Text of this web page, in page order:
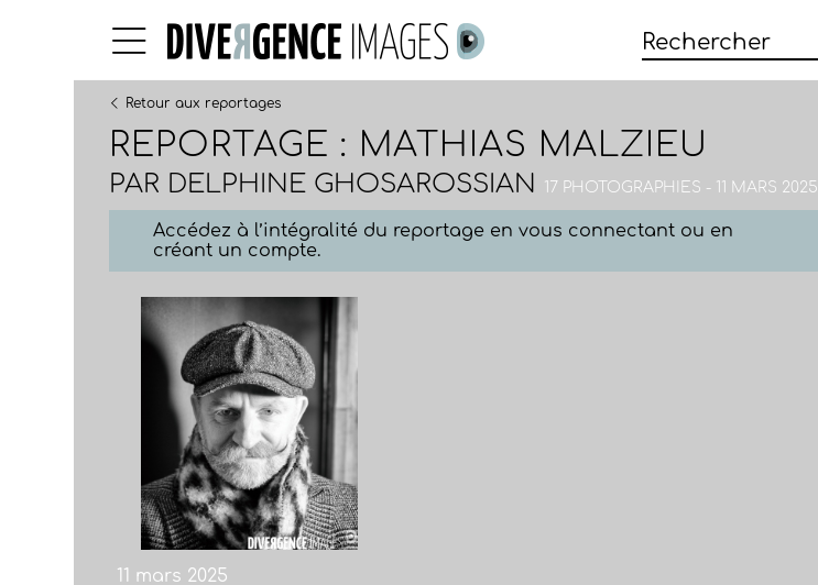
Retour aux reportages
REPORTAGE : MATHIAS MALZIEU
PAR DELPHINE GHOSAROSSIAN 17 PHOTOGRAPHIES - 11 MARS 2025
Accédez à l’intégralité du reportage en vous connectant ou en
créant un compte.
11 mars 2025